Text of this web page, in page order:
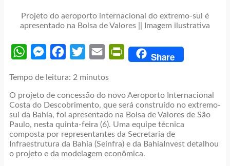
Projeto do aeroporto internacional do extremo-sul é
apresentado na Bolsa de Valores || Imagem ilustrativa
WhatsAppMessengerFacebook
Twitter Email PrintFriendly
Share
Tempo de leitura: 2 minutos
O projeto de concessão do novo Aeroporto Internacional
Costa do Descobrimento, que será construído no extremo-
sul da Bahia, foi apresentado na Bolsa de Valores de São
Paulo, nesta quinta-feira (6). Uma equipe técnica
composta por representantes da Secretaria de
Infraestrutura da Bahia (Seinfra) e da BahiaInvest detalhou
o projeto e da modelagem econômica.